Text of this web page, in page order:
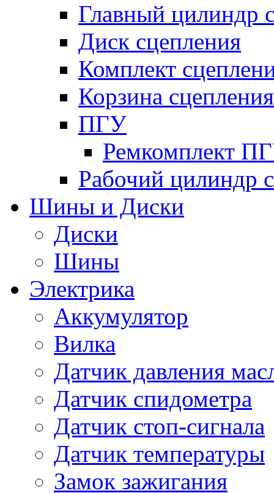
Главный цилиндр
Диск сцепления
Комплект
Корзина сцепления
ПГУ
Ремкомплект
Рабочий цилиндр
Шины и Диски
Диски
Шины
Электрика
Аккумулятор
Вилка
Датчик давления
Датчик спидометра
Датчик стоп-сигнала
Датчик температуры
Замок зажигания